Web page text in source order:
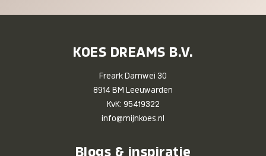
KOES DREAMS B.V.
Freark Damwei 30
8914 BM Leeuwarden
KvK: 95419322
info@mijnkoes.nl
Blogs & inspiratie